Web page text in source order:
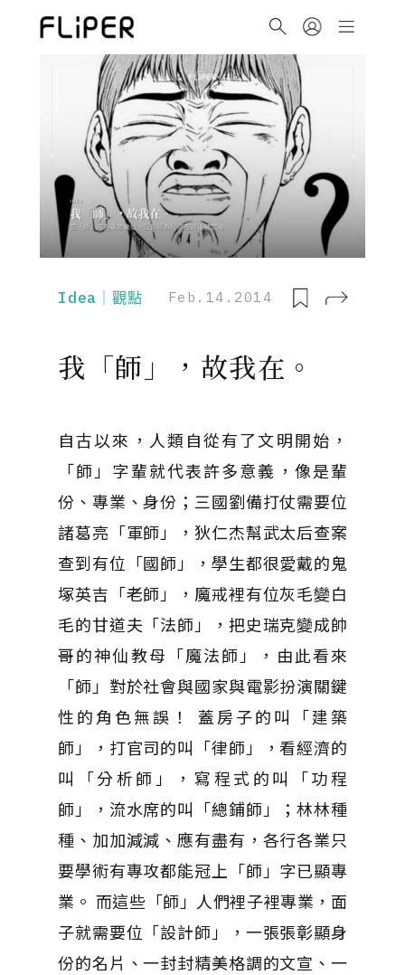
Idea｜觀點 Feb.14.2014
我「師」，故我在。
自古以來，人類自從有了文明開始，
「師」字輩就代表許多意義，像是輩
份、專業、身份；三國劉備打仗需要位
諸葛亮「軍師」，狄仁杰幫武太后查案
查到有位「國師」，學生都很愛戴的鬼
塚英吉「老師」，魔戒裡有位灰毛變白
毛的甘道夫「法師」，把史瑞克變成帥
哥的神仙教母「魔法師」，由此看來
「師」對於社會與國家與電影扮演關鍵
性的角色無誤！ 蓋房子的叫「建築
師」，打官司的叫「律師」，看經濟的
叫「分析師」，寫程式的叫「功程
師」，流水席的叫「總鋪師」；林林種
種、加加減減、應有盡有，各行各業只
要學術有專攻都能冠上「師」字已顯專
業。 而這些「師」人們裡子裡專業，面
子就需要位「設計師」，一張張彰顯身
份的名片、一封封精美格調的文宣、一